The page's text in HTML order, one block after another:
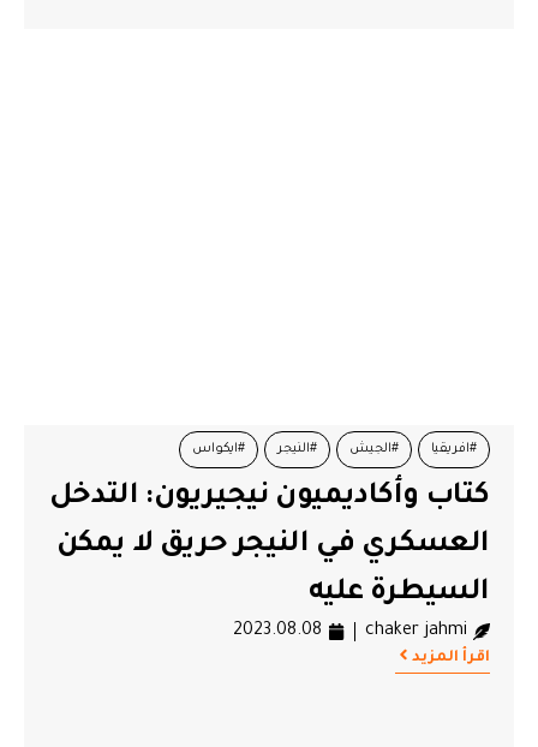
#افريقيا #الجيش #النيجر #ايكواس
كتاب وأكاديميون نيجيريون: التدخل
العسكري في النيجر حريق لا يمكن
السيطرة عليه
chaker jahmi
2023.08.08
اقرأ المزيد